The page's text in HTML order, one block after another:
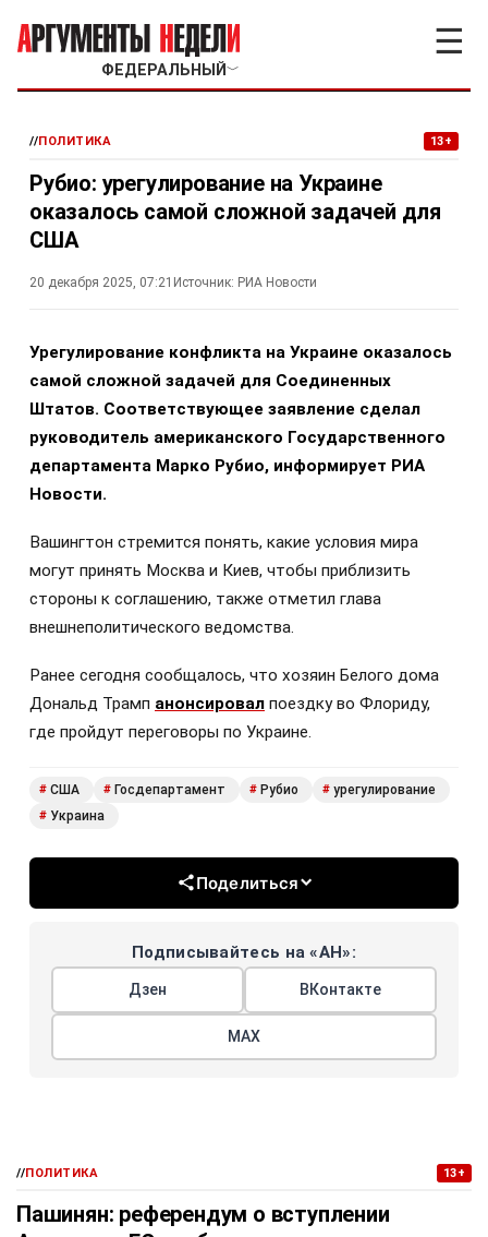
ФЕДЕРАЛЬНЫЙ ﹀
☰
//ПОЛИТИКА 13+
Рубио: урегулирование на Украине
оказалось самой сложной задачей для
США
20 декабря 2025, 07:21 Источник: РИА Новости
Урегулирование конфликта на Украине оказалось
самой сложной задачей для Соединенных
Штатов. Соответствующее заявление сделал
руководитель американского Государственного
департамента Марко Рубио, информирует РИА
Новости.
Вашингтон стремится понять, какие условия мира
могут принять Москва и Киев, чтобы приблизить
стороны к соглашению, также отметил глава
внешнеполитического ведомства.
Ранее сегодня сообщалось, что хозяин Белого дома
Дональд Трамп анонсировал поездку во Флориду,
где пройдут переговоры по Украине.
# США # Госдепартамент # Рубио # урегулирование
# Украина
Поделиться
Подписывайтесь на «АН»:
Дзен ВКонтакте
МАХ
//ПОЛИТИКА 13+
Пашинян: референдум о вступлении